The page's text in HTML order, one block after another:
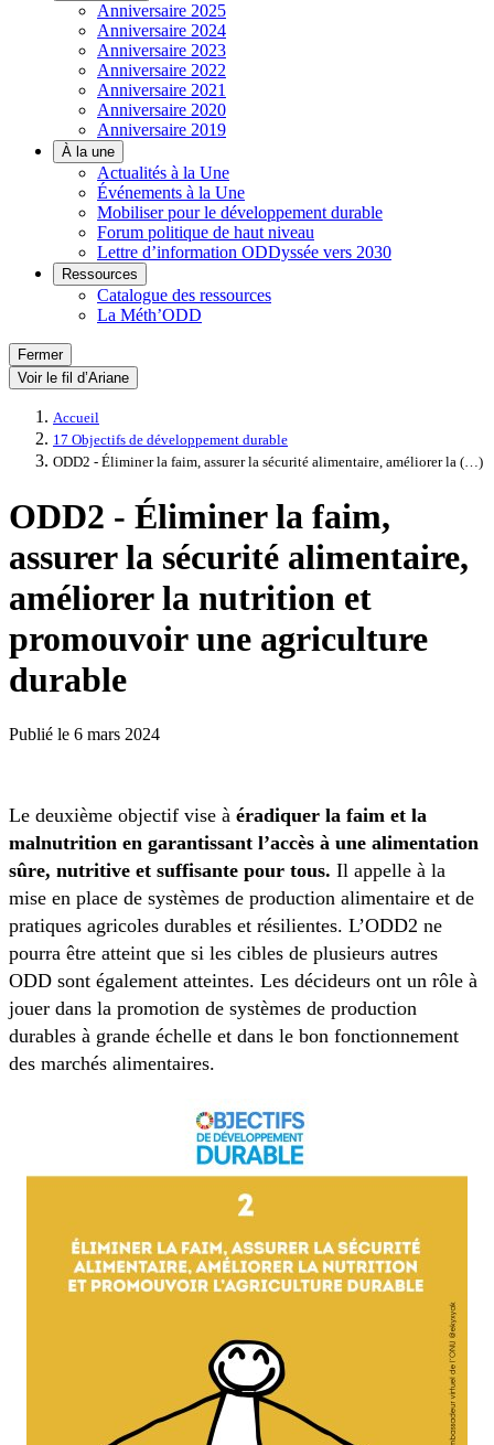
Anniversaire 2025
Anniversaire 2024
Anniversaire 2023
Anniversaire 2022
Anniversaire 2021
Anniversaire 2020
Anniversaire 2019
À la une
Actualités à la Une
Événements à la Une
Mobiliser pour le développement durable
Forum politique de haut niveau
Lettre d’information ODDyssée vers 2030
Ressources
Catalogue des ressources
La Méth’ODD
Fermer
Voir le fil d’Ariane
Accueil
17 Objectifs de développement durable
ODD2 - Éliminer la faim, assurer la sécurité alimentaire, améliorer la (…)
ODD2 - Éliminer la faim,
assurer la sécurité alimentaire,
améliorer la nutrition et
promouvoir une agriculture
durable
Publié le 6 mars 2024
Le deuxième objectif vise à éradiquer la faim et la
malnutrition en garantissant l’accès à une alimentation
sûre, nutritive et suffisante pour tous. Il appelle à la
mise en place de systèmes de production alimentaire et de
pratiques agricoles durables et résilientes. L’ODD2 ne
pourra être atteint que si les cibles de plusieurs autres
ODD sont également atteintes. Les décideurs ont un rôle à
jouer dans la promotion de systèmes de production
durables à grande échelle et dans le bon fonctionnement
des marchés alimentaires.